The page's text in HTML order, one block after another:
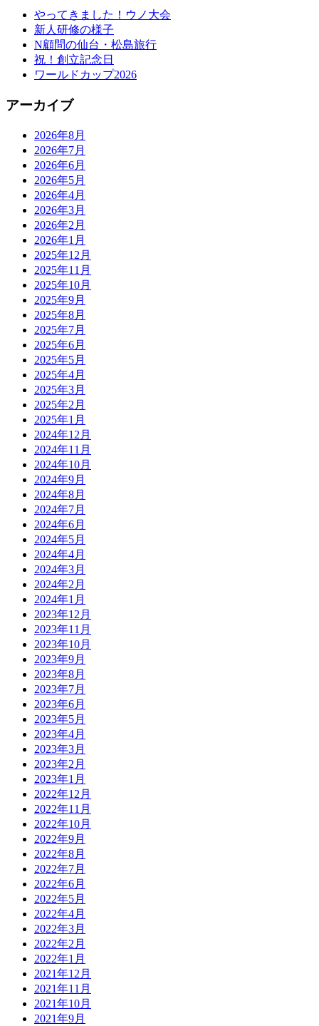
やってきました！ウノ大会
新人研修の様子
N顧問の仙台・松島旅行
祝！創立記念日
ワールドカップ2026
アーカイブ
2026年8月
2026年7月
2026年6月
2026年5月
2026年4月
2026年3月
2026年2月
2026年1月
2025年12月
2025年11月
2025年10月
2025年9月
2025年8月
2025年7月
2025年6月
2025年5月
2025年4月
2025年3月
2025年2月
2025年1月
2024年12月
2024年11月
2024年10月
2024年9月
2024年8月
2024年7月
2024年6月
2024年5月
2024年4月
2024年3月
2024年2月
2024年1月
2023年12月
2023年11月
2023年10月
2023年9月
2023年8月
2023年7月
2023年6月
2023年5月
2023年4月
2023年3月
2023年2月
2023年1月
2022年12月
2022年11月
2022年10月
2022年9月
2022年8月
2022年7月
2022年6月
2022年5月
2022年4月
2022年3月
2022年2月
2022年1月
2021年12月
2021年11月
2021年10月
2021年9月